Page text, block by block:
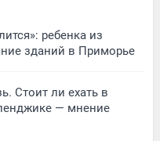
ребенка из
зданий в Приморье
Стоит ли ехать в
— мнение